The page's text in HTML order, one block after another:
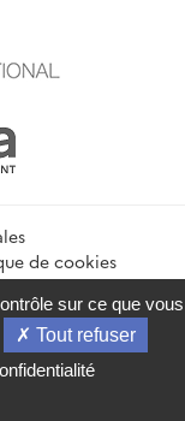
de cookies
RSS
info.gouv.fr
sur ce que vous
Tout refuser